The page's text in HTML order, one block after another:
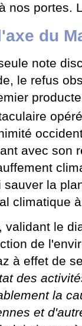
nos portes.
du
note
le refus
avec son
sauver la
climatique
validant le
de
à effet de
des
la
et